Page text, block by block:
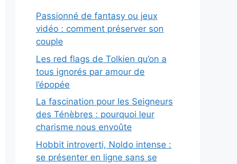
Passionné de fantasy ou jeux
vidéo : comment préserver son
couple
Les red flags de Tolkien qu’on a
tous ignorés par amour de
l’épopée
La fascination pour les Seigneurs
des Ténèbres : pourquoi leur
charisme nous envoûte
Hobbit introverti, Noldo intense :
se présenter en ligne sans se